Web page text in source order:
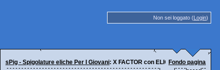
Non sei loggato (Login)
sPig - Spigolature eliche Per I Giovani: X FACTOR con ELIONE!Fondo pagina